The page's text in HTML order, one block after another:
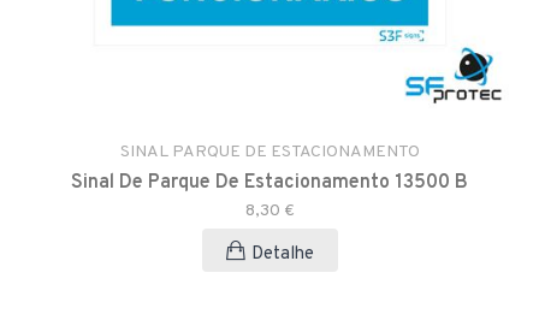
SINAL PARQUE DE ESTACIONAMENTO
Sinal De Parque De Estacionamento 13500 B
8,30 €
Detalhe